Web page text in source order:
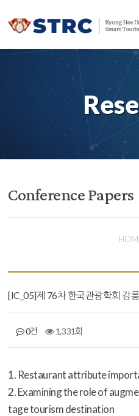
Conference Papers
[IC_05]제 76차 한국관광학회 강
0건 1,331회
1. Restaurant attribute
2. Examining the role of
tage tourism destination